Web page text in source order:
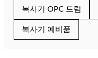
복사기 OPC 드럼
복사기 예비품